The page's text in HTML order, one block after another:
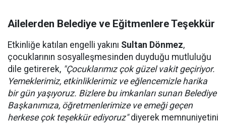
Ailelerden Belediye ve Eğitmenlere Teşekkür
Etkinliğe katılan engelli yakını Sultan Dönmez,
çocuklarının sosyalleşmesinden duyduğu mutluluğu
dile getirerek, "Çocuklarımız çok güzel vakit geçiriyor.
Yemeklerimiz, etkinliklerimiz ve eğlencemizle harika
bir gün yaşıyoruz. Bizlere bu imkanları sunan Belediye
Başkanımıza, öğretmenlerimize ve emeği geçen
herkese çok teşekkür ediyoruz"diyerek memnuniyetini